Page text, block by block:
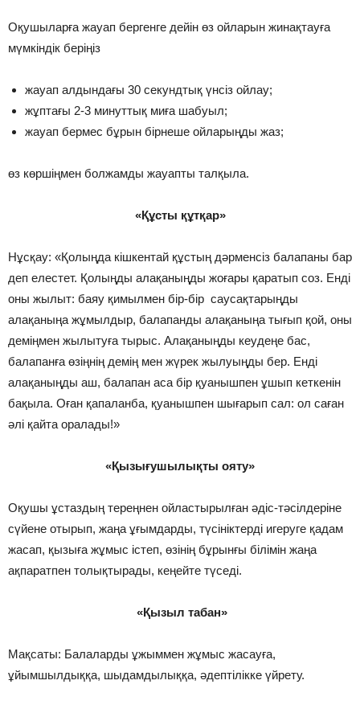
Оқушыларға жауап бергенге дейін өз ойларын жинақтауға
мүмкіндік беріңіз
жауап алдындағы 30 секундтық үнсіз ойлау;
жұптағы 2-3 минуттық миға шабуыл;
жауап бермес бұрын бірнеше ойларыңды жаз;
өз көршіңмен болжамды жауапты талқыла.
«Құсты құтқар»
Нұсқау: «Қолыңда кішкентай құстың дәрменсіз балапаны бар
деп елестет. Қолыңды алақаныңды жоғары қаратып соз. Енді
оны жылыт: баяу қимылмен бір-бір саусақтарыңды
алақаныңа жұмылдыр, балапанды алақаныңа тығып қой, оны
деміңмен жылытуға тырыс. Алақаныңды кеудеңе бас,
балапанға өзіңнің демің мен жүрек жылуыңды бер. Енді
алақаныңды аш, балапан аса бір қуанышпен ұшып кеткенін
бақыла. Оған қапаланба, қуанышпен шығарып сал: ол саған
әлі қайта оралады!»
«Қызығушылықты ояту»
Оқушы ұстаздың тереңнен ойластырылған әдіс-тәсілдеріне
сүйене отырып, жаңа ұғымдарды, түсініктерді игеруге қадам
жасап, қызыға жұмыс істеп, өзінің бұрынғы білімін жаңа
ақпаратпен толықтырады, кеңейте түседі.
«Қызыл табан»
Мақсаты: Балаларды ұжыммен жұмыс жасауға,
ұйымшылдыққа, шыдамдылыққа, әдептілікке үйрету.